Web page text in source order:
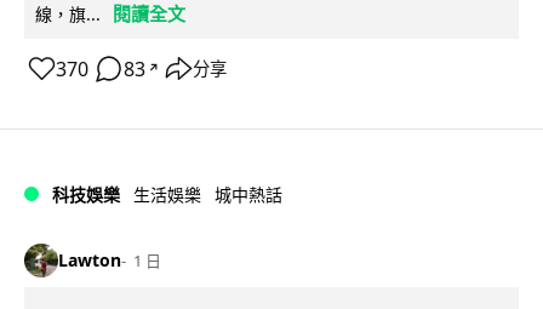
線，旗...
閱讀全文
370 83 ↗ 分享
科技娛樂 生活娛樂 城中熱話
Lawton 1 日